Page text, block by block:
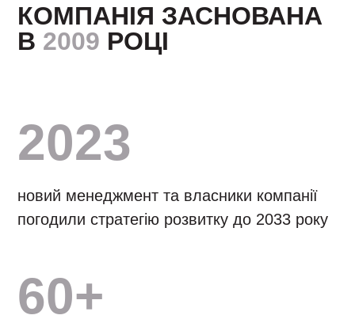
КОМПАНІЯ ЗАСНОВАНА
В 2009 РОЦІ
2023
новий менеджмент та власники компанії
погодили стратегію розвитку до 2033 року
60+